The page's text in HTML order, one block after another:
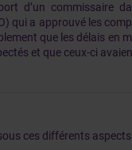
d’un commissaire
qui a approuvé les
que les délais en
et que ceux-ci
ces différents aspects.